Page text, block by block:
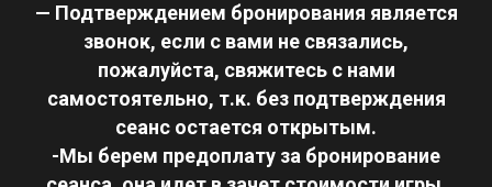
— Подтверждением бронирования является
звонок, если с вами не связались,
пожалуйста, свяжитесь с нами
самостоятельно, т.к. без подтверждения
сеанс остается открытым.
-Мы берем предоплату за бронирование